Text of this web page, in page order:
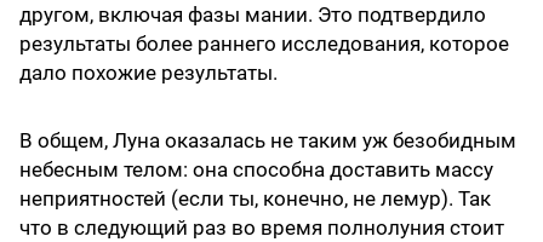
другом, включая фазы мании. Это подтвердило
результаты более раннего исследования, которое
дало похожие результаты.
В общем, Луна оказалась не таким уж безобидным
небесным телом: она способна доставить массу
неприятностей (если ты, конечно, не лемур). Так
что в следующий раз во время полнолуния стоит